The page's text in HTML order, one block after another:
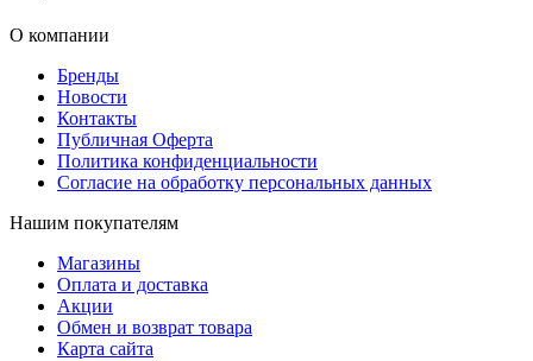
О компании
Бренды
Новости
Контакты
Публичная Оферта
Политика конфиденциальности
Согласие на обработку персональных данных
Нашим покупателям
Магазины
Оплата и доставка
Акции
Обмен и возврат товара
Карта сайта